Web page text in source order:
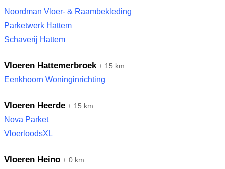
Noordman Vloer- & Raambekleding
Parketwerk Hattem
Schaverij Hattem
Vloeren Hattemerbroek ± 15 km
Eenkhoorn Woninginrichting
Vloeren Heerde ± 15 km
Nova Parket
VloerloodsXL
Vloeren Heino ± 0 km